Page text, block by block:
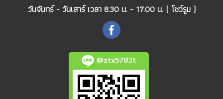
วันจันทร์ - วันเสาร์ เวลา 8.30 น. - 17.00 น. ( โชว์รูม )
@ztx5783t